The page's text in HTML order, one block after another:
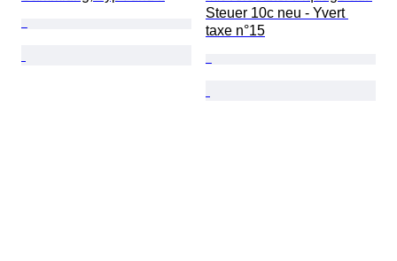
Steuer 10c neu - Yvert
taxe n°15